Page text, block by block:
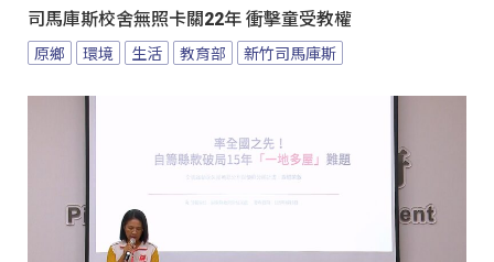
司馬庫斯校舍無照卡關22年 衝擊童受教權
原鄉 環境 生活 教育部 新竹司馬庫斯